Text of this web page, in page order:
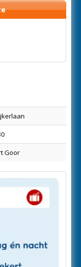
Goor